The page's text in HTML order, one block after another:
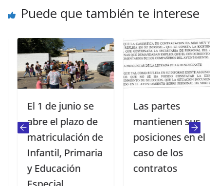
Puede que también te interese
El 1 de junio se
abre el plazo de
matriculación de
Infantil, Primaria
y Educación
Las partes
mantienen sus
posiciones en el
caso de los
contratos